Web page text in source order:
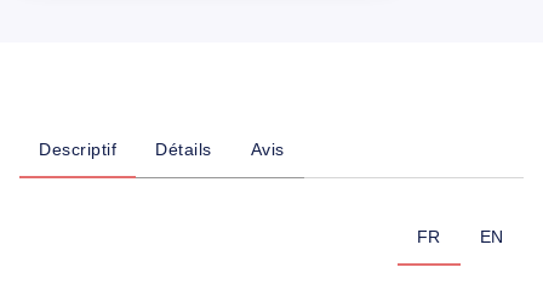
Descriptif Détails Avis
FR EN